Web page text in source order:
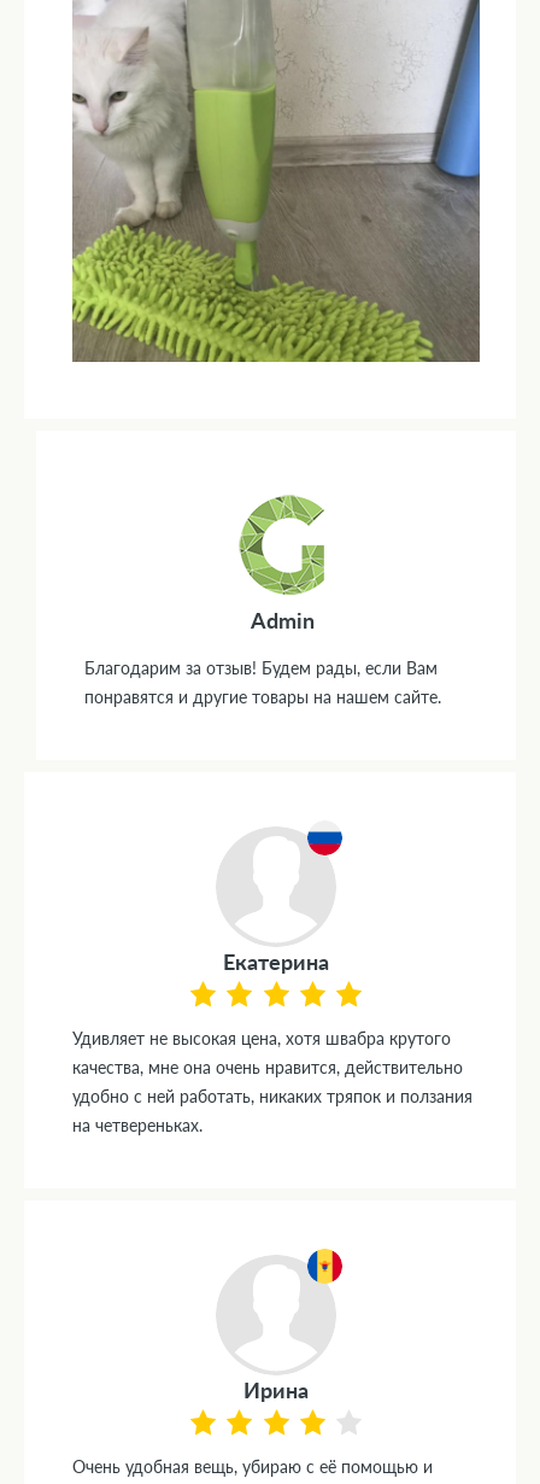
Admin
Благодарим за отзыв! Будем рады, если Вам
понравятся и другие товары на нашем сайте.
Екатерина
Удивляет не высокая цена, хотя швабра крутого
качества, мне она очень нравится, действительно
удобно с ней работать, никаких тряпок и ползания
на четвереньках.
Ирина
Очень удобная вещь, убираю с её помощью и